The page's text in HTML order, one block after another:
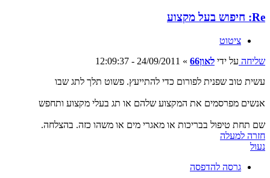
Re: חיפוש בעל מקצוע
ציטוט
שליחה על ידי לאון66 »
24/09/2011 - 12:09:37
עשית טוב שפנית לפורום כדי להתייעץ. פשוט תלך לתג שבו
אנשים מפרסמים את המקצוע שלהם או תג בעלי מקצוע ותחפש
שם תחת טיפול בבריכות או מאגרי מים או משהו כזה. בהצלחה.
חזרה למעלה
נעול
גרסה להדפסה